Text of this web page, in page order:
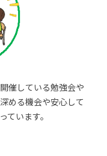
催している勉強会や
める機会や安心して
ています。